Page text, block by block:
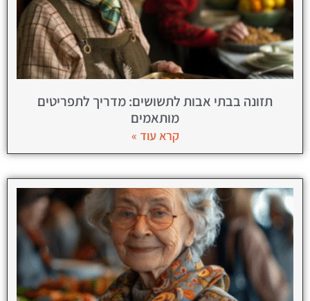
תזונה בבתי אבות לתשושים: מדריך לתפריטים
מותאמים
קרא עוד »